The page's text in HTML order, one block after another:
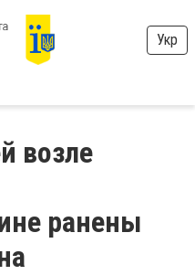
Укр
возле
ранены